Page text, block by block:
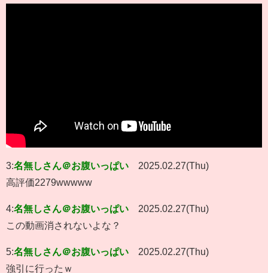
3:名無しさん＠お腹いっぱい
2025.02.27(Thu)
高評価2279wwwww
4:名無しさん＠お腹いっぱい
2025.02.27(Thu)
この動画消されないよな？
5:名無しさん＠お腹いっぱい
2025.02.27(Thu)
強引に行ったｗ